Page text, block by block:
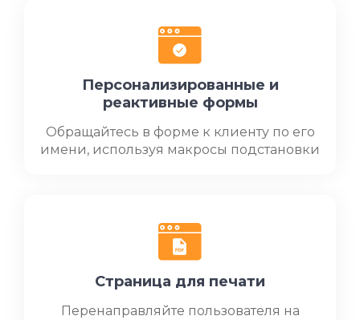
Персонализированные и
реактивные формы
Обращайтесь в форме к клиенту по его
имени, используя макросы подстановки
Страница для печати
Перенаправляйте пользователя на